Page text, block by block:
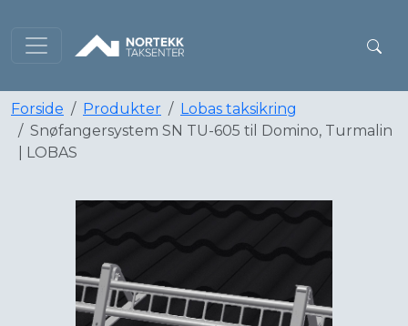
Forside Produkter
Lobas taksikring
Snøfangersystem SN TU-605 til Domino, Turmalin
| LOBAS